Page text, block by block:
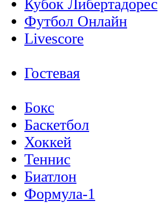
Кубок Либертадорес
Футбол Онлайн
Livescore
Гостевая
Бокс
Баскетбол
Хоккей
Теннис
Биатлон
Формула-1